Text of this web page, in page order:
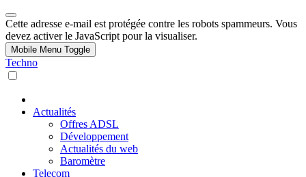
Cette adresse e-mail est protégée contre les robots spammeurs. Vous
devez activer le JavaScript pour la visualiser.
Mobile Menu Toggle
Techno
Actualités
Offres ADSL
Développement
Actualités du web
Baromètre
Telecom